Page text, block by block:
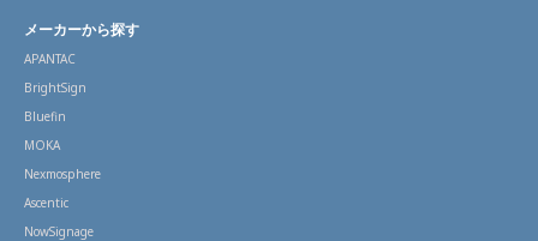
メーカーから探す
APANTAC
BrightSign
Bluefin
MOKA
Nexmosphere
Ascentic
NowSignage